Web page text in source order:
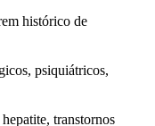
histórico de
psiquiátricos,
transtornos